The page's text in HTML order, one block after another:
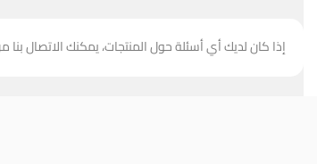
إذا كان لديك أي أسئلة حول المنتجات، يمكنك الاتصال